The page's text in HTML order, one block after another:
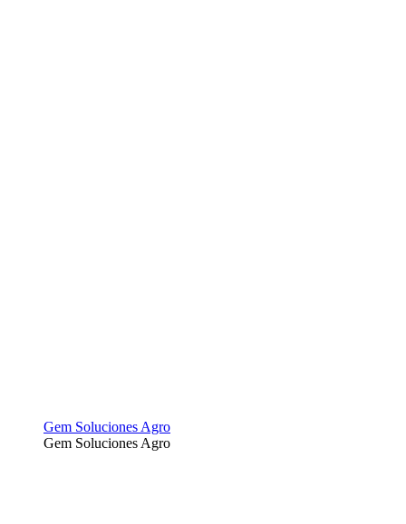
Gem Soluciones Agro
Gem Soluciones Agro